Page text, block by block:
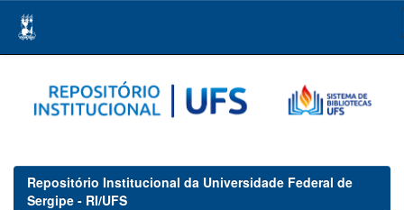
navigation
Repositório Institucional da Universidade Federal de
Sergipe - RI/UFS